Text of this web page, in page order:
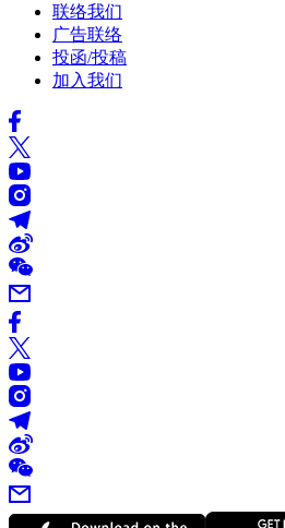
联络我们
广告联络
投函/投稿
加入我们